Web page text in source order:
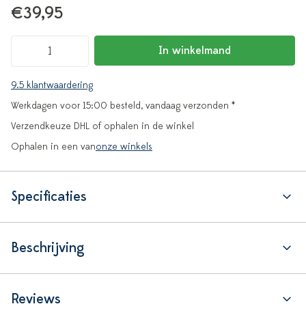
€39,95
In winkelmand
9.5 klantwaardering
Werkdagen voor 15:00 besteld, vandaag verzonden *
Verzendkeuze DHL of ophalen in de winkel
Ophalen in een vanonze winkels
Specificaties
Beschrijving
Reviews